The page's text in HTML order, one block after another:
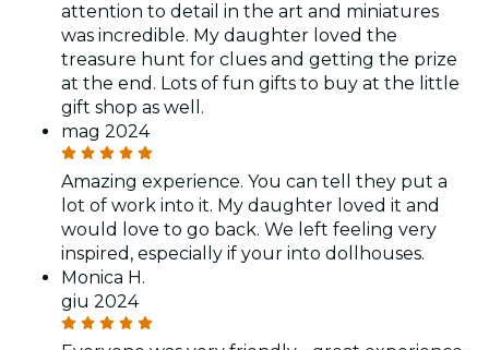
attention to detail in the art and miniatures
was incredible. My daughter loved the
treasure hunt for clues and getting the prize
at the end. Lots of fun gifts to buy at the little
gift shop as well.
mag 2024
Amazing experience. You can tell they put a
lot of work into it. My daughter loved it and
would love to go back. We left feeling very
inspired, especially if your into dollhouses.
Monica H.
giu 2024